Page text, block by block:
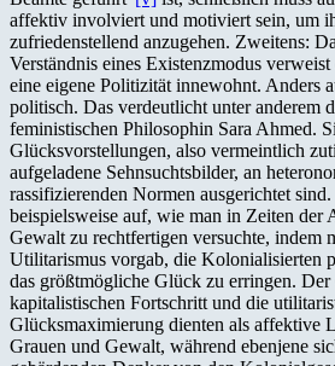
affektiv involviert und motiviert sein, um
zufriedenstellend anzugehen. Zweitens:
Verständnis eines Existenzmodus
eine eigene Politizität innewohnt. Anders
politisch. Das verdeutlicht unter anderem
feministischen Philosophin Sara Ahmed.
Glücksvorstellungen, also vermeintlich
aufgeladene Sehnsuchtsbilder, an
rassifizierenden Normen ausgerichtet
beispielsweise auf, wie man in Zeiten der
Gewalt zu rechtfertigen versuchte, indem
Utilitarismus vorgab, die Kolonialisierten
das größtmögliche Glück zu erringen. Der
kapitalistischen Fortschritt und die
Glücksmaximierung dienten als affektive
Grauen und Gewalt, während ebenjene